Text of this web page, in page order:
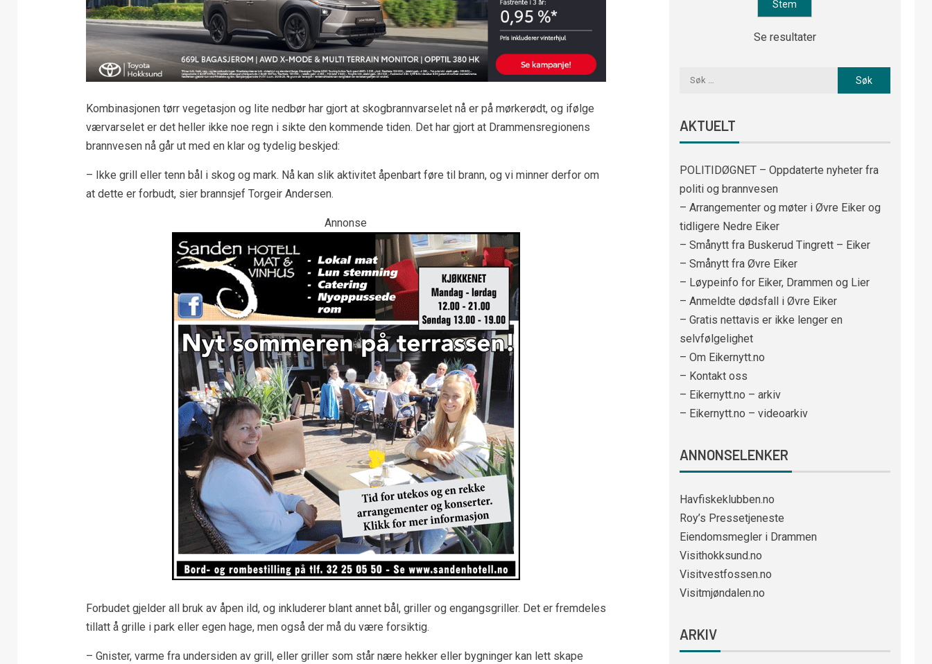
Kombinasjonen tørr vegetasjon og lite nedbør har gjort at skogbrannvarselet nå er på mørkerødt, og ifølge
værvarselet er det heller ikke noe regn i sikte den kommende tiden. Det har gjort at Drammensregionens
brannvesen nå går ut med en klar og tydelig beskjed:
– Ikke grill eller tenn bål i skog og mark. Nå kan slik aktivitet åpenbart føre til brann, og vi minner derfor om
at dette er forbudt, sier brannsjef Torgeir Andersen.
Annonse
Forbudet gjelder all bruk av åpen ild, og inkluderer blant annet bål, griller og engangsgriller. Det er fremdeles
tillatt å grille i park eller egen hage, men også der må du være forsiktig.
– Gnister, varme fra undersiden av grill, eller griller som står nære hekker eller bygninger kan lett skape
Se resultater
AKTUELT
POLITIDØGNET – Oppdaterte nyheter fra
politi og brannvesen
– Arrangementer og møter i Øvre Eiker og
tidligere Nedre Eiker
– Smånytt fra Buskerud Tingrett – Eiker
– Smånytt fra Øvre Eiker
– Løypeinfo for Eiker, Drammen og Lier
– Anmeldte dødsfall i Øvre Eiker
– Gratis nettavis er ikke lenger en
selvfølgelighet
– Om Eikernytt.no
– Kontakt oss
– Eikernytt.no – arkiv
– Eikernytt.no – videoarkiv
ANNONSELENKER
Havfiskeklubben.no
Roy’s Pressetjeneste
Eiendomsmegler i Drammen
Visithokksund.no
Visitvestfossen.no
Visitmjøndalen.no
ARKIV